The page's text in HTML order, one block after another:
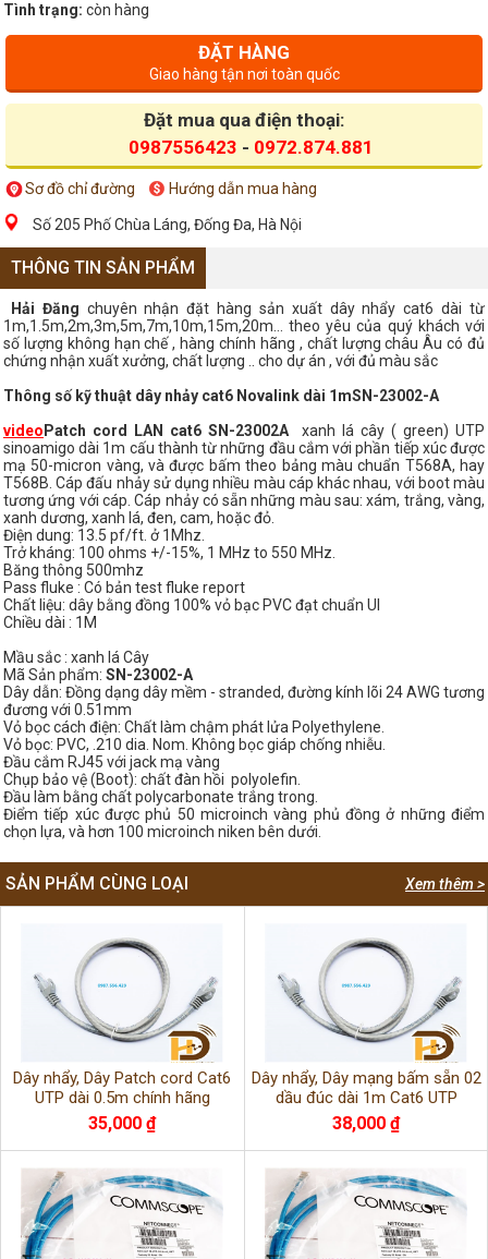
Tình trạng: còn hàng
ĐẶT HÀNG
Giao hàng tận nơi toàn quốc
Đặt mua qua điện thoại:
0987556423 - 0972.874.881
Sơ đồ chỉ đường Hướng dẫn mua hàng
Số 205 Phố Chùa Láng, Đống Đa, Hà Nội
THÔNG TIN SẢN PHẨM
Hải Đăng chuyên nhận đặt hàng sản xuất dây nhẩy cat6 dài từ
1m,1.5m,2m,3m,5m,7m,10m,15m,20m... theo yêu của quý khách với
số lượng không hạn chế , hàng chính hãng , chất lượng châu Âu có đủ
chứng nhận xuất xưởng, chất lượng .. cho dự án , với đủ màu sắc
Thông số kỹ thuật dây nhảy cat6 Novalink dài 1mSN-23002-A
video Patch cord LAN cat6 SN -23002A xanh lá cây ( green) UTP
sinoamigo dài 1m cấu thành từ những đầu cắm với phần tiếp xúc được
mạ 50-micron vàng, và được bấm theo bảng màu chuẩn T568A, hay
T568B. Cáp đấu nhảy sử dụng nhiều màu cáp khác nhau, với boot màu
tương ứng với cáp. Cáp nhảy có sẵn những màu sau: xám, trắng, vàng,
xanh dương, xanh lá, đen, cam, hoặc đỏ.
Điện dung: 13.5 pf/ft. ở 1Mhz.
Trở kháng: 100 ohms +/-15%, 1 MHz to 550 MHz.
Băng thông 500mhz
Pass fluke : Có bản test fluke report
Chất liệu: dây bằng đồng 100% vỏ bạc PVC đạt chuẩn Ul
Chiều dài : 1M
Mầu sắc : xanh lá Cây
Mã Sản phẩm: SN-23002-A
Dây dẫn: Đồng dạng dây mềm - stranded, đường kính lõi 24 AWG tương
đương với 0.51mm
Vỏ bọc cách điện: Chất làm chậm phát lửa Polyethylene.
Vỏ bọc: PVC, .210 dia. Nom. Không bọc giáp chống nhiễu.
Đầu cắm RJ45 với jack mạ vàng
Chụp bảo vệ (Boot): chất đàn hồi polyolefin.
Đầu làm bằng chất polycarbonate trắng trong.
Điểm tiếp xúc được phủ 50 microinch vàng phủ đồng ở những điểm
chọn lựa, và hơn 100 microinch niken bên dưới.
Xem thêm >
SẢN PHẨM CÙNG LOẠI
Dây nhẩy, Dây Patch cord Cat6
UTP dài 0.5m chính hãng
Commscope.
35,000 ₫
Dây nhẩy, Dây mạng bấm sẵn 02
dầu đúc dài 1m Cat6 UTP
AMP/Commscope.
38,000 ₫